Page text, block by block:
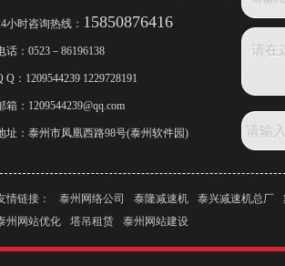
小时咨询热线： 15850876416
话： 0523－86196138
Q：1209544239 1229728191
箱： 1209544239@qq.com
址：泰州市凤凰西路98号(泰州软件园)
情链接： 泰州网络公司 泰隆减速机 泰兴减速机总厂
州网站优化
塔吊租赁 泰州网站建设